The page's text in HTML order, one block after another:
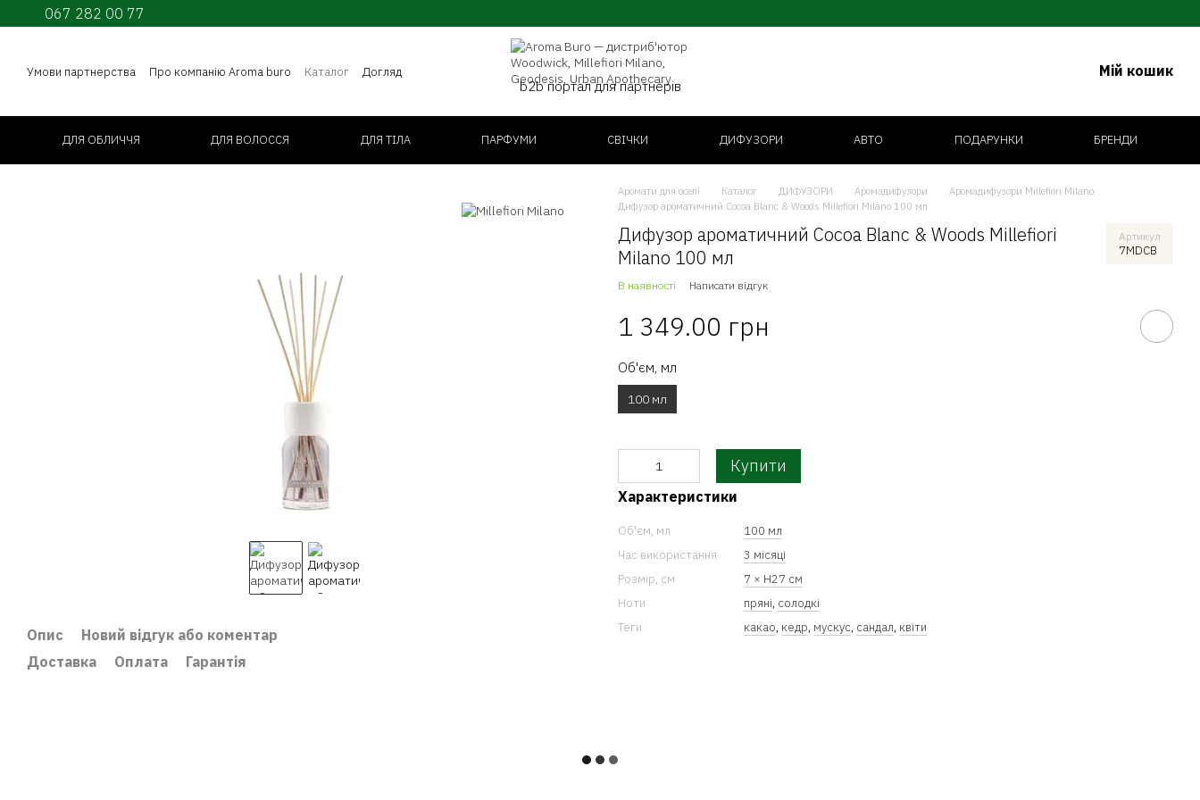
Перейти до основного контенту
067 282 00 77
Умови партнерства Про компанію Aroma buro Каталог Догляд
b2b портал для партнерів
Мій кошик
ДЛЯ ОБЛИЧЧЯ ДЛЯ ВОЛОССЯ ДЛЯ ТІЛА ПАРФУМИ СВІЧКИ ДИФУЗОРИ АВТО ПОДАРУНКИ БРЕНДИ
Опис
Новий відгук або коментар
Доставка
Оплата Гарантія
Аромати для оселі Каталог ДИФУЗОРИ Аромадифузори
Аромадифузори Millefiori Milano
Дифузор ароматичний Cocoa Blanc & Woods Millefiori Milano 100 мл
Дифузор ароматичний Cocoa Blanc & Woods Millefiori
Milano 100 мл
Артикул
7MDCB
В наявності Написати відгук
1 349.00 грн
Об'єм, мл
100 мл
Купити
Характеристики
Об'єм, мл
100 мл
Час використання
3 місяці
Розмір, см
7 × H27 см
Ноти
пряні, солодкі
Теги
какао, кедр, мускус, сандал, квіти